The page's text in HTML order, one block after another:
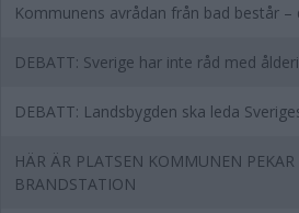
Kommunens avrådan från bad består
DEBATT: Sverige har inte råd med
DEBATT: Landsbygden ska leda
HÄR ÄR PLATSEN KOMMUNEN
BRANDSTATION